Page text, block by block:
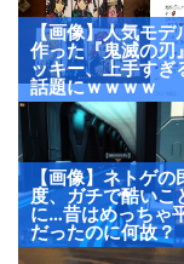
【画像】人気モデ
作った『鬼滅の刃
ッキー、上手すぎ
話題にｗｗｗｗ
【画像】ネトゲの
度、ガチで酷いこ
に…昔はめっちゃ
だったのに何故？